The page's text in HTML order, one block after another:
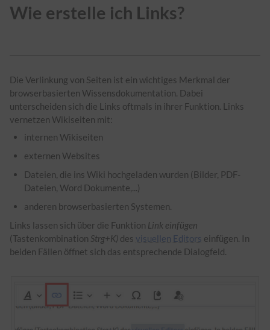
Wie erstelle ich Links?
Die Verlinkung von Seiten ist ein wichtiges Merkmal der
browserbasierten Wissensdokumentation. Dabei
unterscheiden sich die Links oftmals in ihrer Funktion. Links
vernetzen Wikiseiten mit:
internen Wikiseiten
externen Websites
Dateien, die ins Wiki hochgeladen wurden (Bilder, PDF-
Dateien, Word Dokumente,...)
anderen browserbasierten Systemen.
Links lassen sich über die Funktion Link einfügen
(Tastenkombination Strg+K) des visuellen Editors einfügen. In
beiden Fällen öffnet sich das entsprechende Dialogfeld.